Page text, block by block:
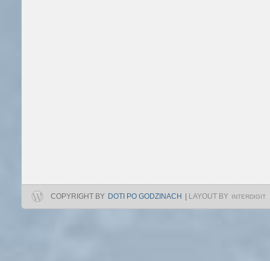
COPYRIGHT BY DOTI PO GODZINACH | LAYOUT BY INTERDIGIT